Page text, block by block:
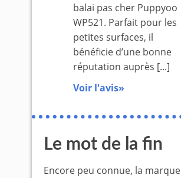
balai pas cher Puppyoo
WP521. Parfait pour les
petites surfaces, il
bénéficie d’une bonne
réputation auprès [...]
Voir l'avis»
Le mot de la fin
Encore peu connue, la marque